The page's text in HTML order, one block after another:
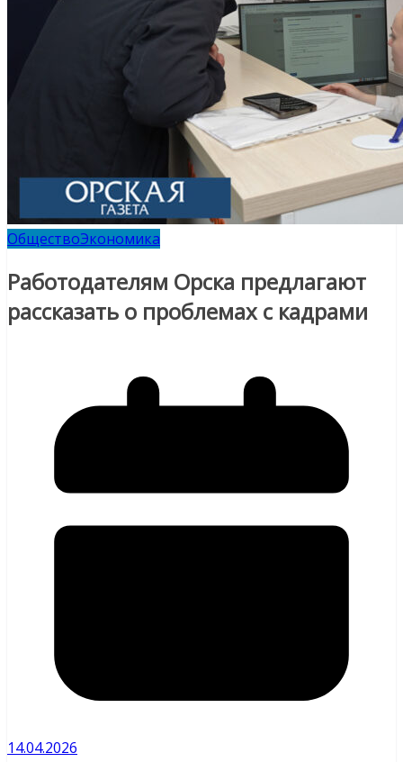
ОбществоЭкономика
Работодателям Орска предлагают
рассказать о проблемах с кадрами
14.04.2026